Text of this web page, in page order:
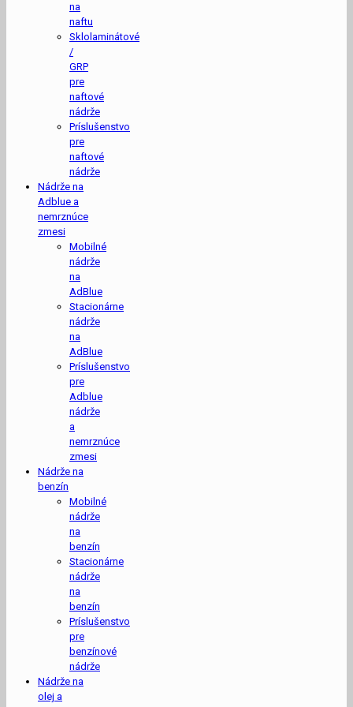
na
naftu
Sklolaminátové
/
GRP
pre
naftové
nádrže
Príslušenstvo
pre
naftové
nádrže
Nádrže na
Adblue a
nemrznúce
zmesi
Mobilné
nádrže
na
AdBlue
Stacionárne
nádrže
na
AdBlue
Príslušenstvo
pre
Adblue
nádrže
a
nemrznúce
zmesi
Nádrže na
benzín
Mobilné
nádrže
na
benzín
Stacionárne
nádrže
na
benzín
Príslušenstvo
pre
benzínové
nádrže
Nádrže na
olej a